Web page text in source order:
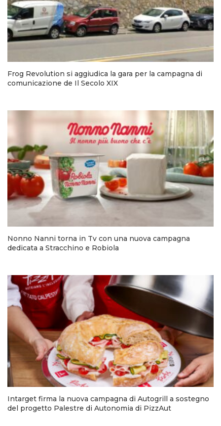
Frog Revolution si aggiudica la gara per la campagna di
comunicazione de Il Secolo XIX
Nonno Nanni torna in Tv con una nuova campagna
dedicata a Stracchino e Robiola
Intarget firma la nuova campagna di Autogrill a sostegno
del progetto Palestre di Autonomia di PizzAut